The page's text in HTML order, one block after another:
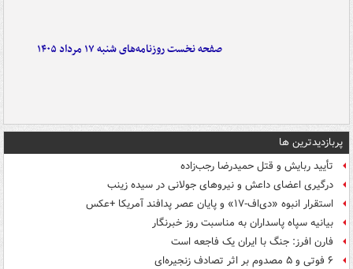
صفحه نخست روزنامه‌های شنبه ۱۷ مرداد ۱۴۰۵
پربازدیدترین ها
تأیید ربایش و قتل حمیدرضا رجب‌زاده
درگیری اعضای داعش و نیروهای جولانی در سیده زینب
استقرار انبوه «دی‌اف‑۱۷» و پایان عصر پدافند آمریکا +عکس
بیانیه سپاه پاسداران به مناسبت روز خبرنگار
فارن افرز: جنگ با ایران یک فاجعه است
۶ فوتی و ۵ مصدوم بر اثر تصادف زنجیره‌ای